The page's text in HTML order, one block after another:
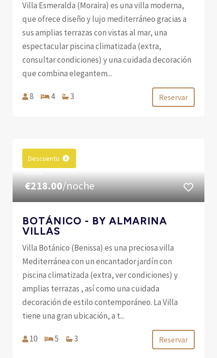
Villa Esmeralda (Moraira) es una villa moderna,
que ofrece diseño y lujo mediterráneo gracias a
sus amplias terrazas con vistas al mar, una
espectacular piscina climatizada (extra,
consultar condiciones) y una cuidada decoración
que combina elegantem...
8 4 3 Reservar
Descuento
€218.00/noche
BOTÁNICO - BY ALMARINA
VILLAS
Villa Botánico (Benissa) es una preciosa villa
Mediterránea con un encantador jardín con
piscina climatizada (extra, ver condiciones) y
amplias terrazas , así como una cuidada
decoración de estilo contemporáneo. La Villa
tiene una gran ubicación, a t...
10 5 3 Reservar